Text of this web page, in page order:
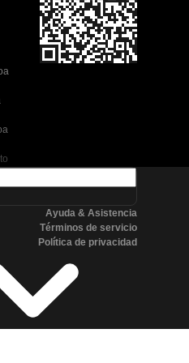
Ayuda & Asistencia
Términos de servicio
Política de privacidad